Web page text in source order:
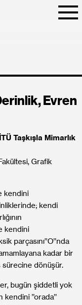
Evren
Taşkışla Mimarlık
Grafik
kendini
kendi
kendini
parçasını’’O’’nda
kadar bir
sürecine dönüşür.
bugün şiddetli yok
’’orada’’